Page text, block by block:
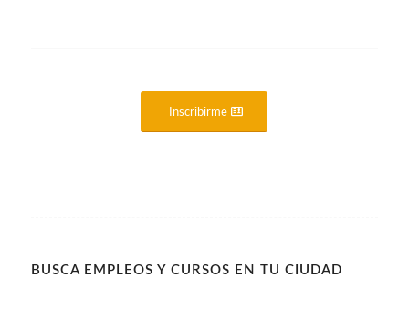
Inscribirme
BUSCA EMPLEOS Y CURSOS EN TU CIUDAD